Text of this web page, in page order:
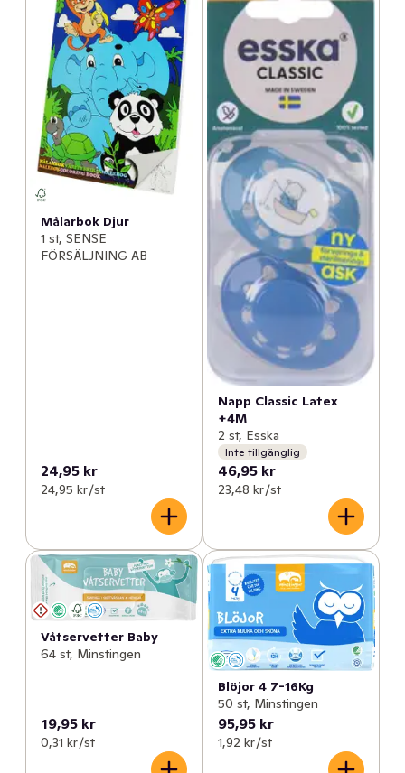
Målarbok Djur
1 st, SENSE
FÖRSÄLJNING AB
24,95 kr
24,95 kr /st
Napp Classic Latex
+4M
2 st, Esska
Inte tillgänglig
46,95 kr
23,48 kr /st
Våtservetter Baby
64 st, Minstingen
19,95 kr
0,31 kr /st
Blöjor 4 7-16Kg
50 st, Minstingen
95,95 kr
1,92 kr /st